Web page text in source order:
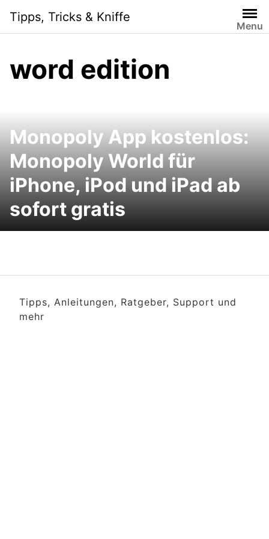
content
Tipps, Tricks & Kniffe
Menu
word edition
Monopoly App kostenlos:
Monopoly World für
iPhone, iPod und iPad ab
sofort gratis
Tipps, Anleitungen, Ratgeber, Support und
mehr